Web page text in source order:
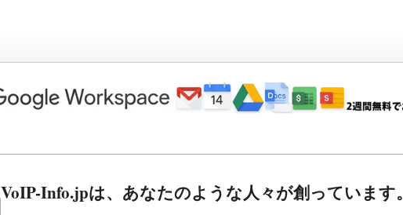
VoIP-Info.jpは、あなたのような人々が創っています。